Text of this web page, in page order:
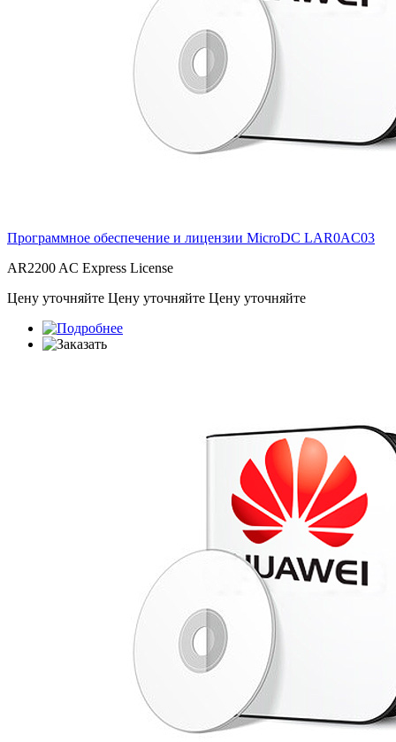
Программное обеспечение и лицензии MicroDC LAR0AC03
AR2200 AC Express License
Цену уточняйте Цену уточняйте Цену уточняйте